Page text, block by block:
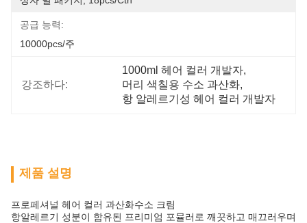
공급 능력:
10000pcs/주
강조하다:
1000ml 헤어 컬러 개발자,
머리 색칠용 수소 과산화,
항 알레르기성 헤어 컬러 개발자
제품 설명
프로페셔널 헤어 컬러 과산화수소 크림
항알레르기 성분이 함유된 프리미엄 포뮬러로 깨끗하고 매끄러우며